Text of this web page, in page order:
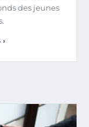
des jeunes